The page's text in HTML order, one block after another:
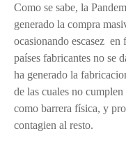
Como se sabe, la
generado la compra
ocasionando escasez en
países fabricantes no se
ha generado la
de las cuales no
como barrera física, y
contagien al resto.